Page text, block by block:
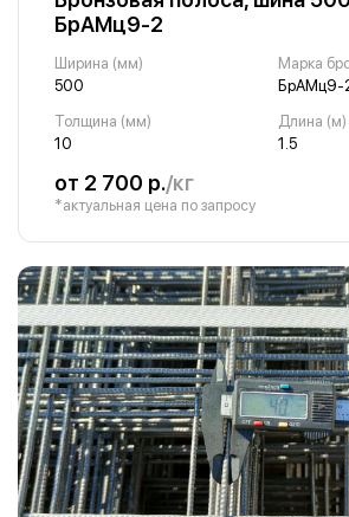
БрАМц9-2
Ширина (мм)
500
Марка
БрАМц9-
Толщина (мм)
10
Длина (м)
1.5
от 2 700 р./кг
*актуальная цена по запросу